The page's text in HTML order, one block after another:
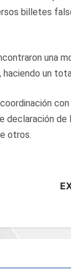
billetes
una
un
otros.